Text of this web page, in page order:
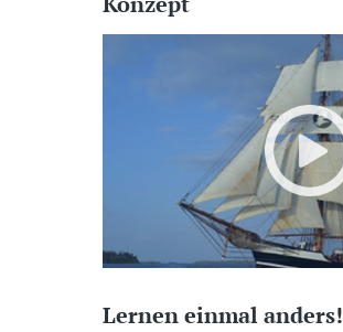
Lernen einmal anders!